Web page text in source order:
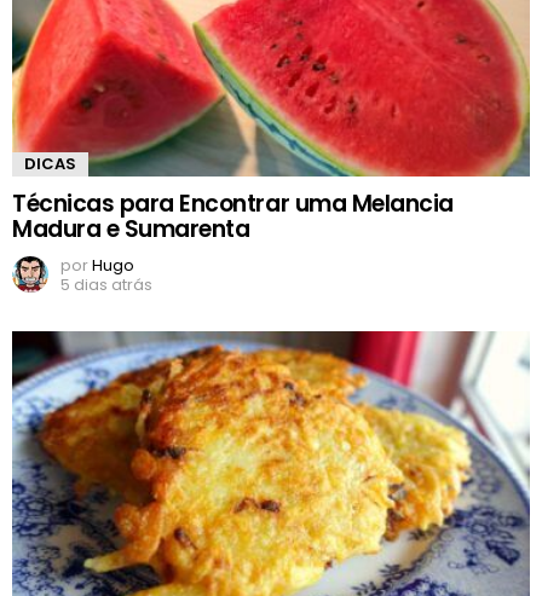
DICAS
Técnicas para Encontrar uma Melancia
Madura e Sumarenta
porHugo
5 dias atrás